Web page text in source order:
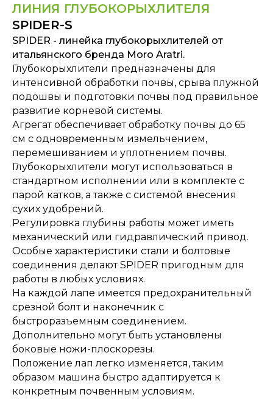
ЛИНИЯ ГЛУБОКОРЫХЛИТЕЛЯ
SPIDER-S
SPIDER - линейка глубокорыхлителей от
итальянского бренда Moro Aratri.
Глубокорыхлители предназначены для
интенсивной обработки почвы, срыва плужной
подошвы и подготовки почвы под правильное
развитие корневой системы.
Агрегат обеспечивает обработку почвы до 65
см с одновременным измельчением,
перемешиванием и уплотнением почвы.
Глубокорыхлители могут использоваться в
стандартном исполнении или в комплекте с
парой катков, а также с системой внесения
сухих удобрений.
Регулировка глубины работы может иметь
механический или гидравлический привод.
Особые характеристики стали и болтовые
соединения делают SPIDER пригодным для
работы в любых условиях.
На каждой лапе имеется предохранительный
срезной болт и наконечник с
быстроразъемным соединением.
Дополнительно могут быть установлены
боковые ножи-плоскорезы.
Положение лап легко изменяется, таким
образом машина быстро адаптируется к
конкретным почвенным условиям.